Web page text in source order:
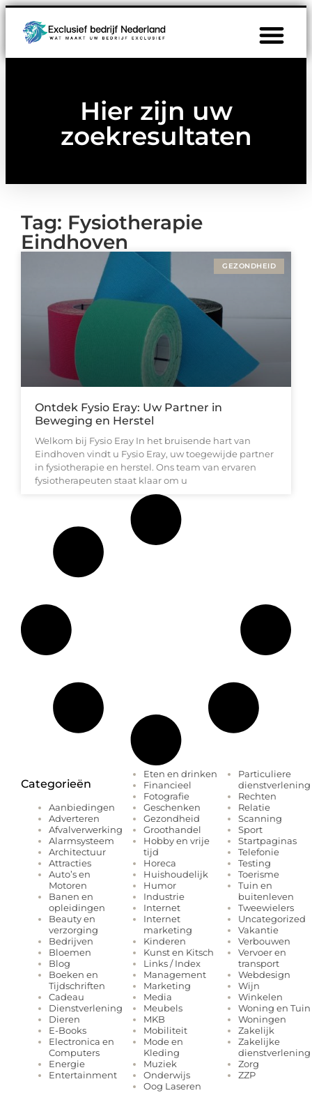
Hier zijn uw
zoekresultaten
Tag: Fysiotherapie
Eindhoven
GEZONDHEID
Ontdek Fysio Eray: Uw Partner in
Beweging en Herstel
Welkom bij Fysio Eray In het bruisende hart van
Eindhoven vindt u Fysio Eray, uw toegewijde partner
in fysiotherapie en herstel. Ons team van ervaren
fysiotherapeuten staat klaar om u
Categorieën
Aanbiedingen
Adverteren
Afvalverwerking
Alarmsysteem
Architectuur
Attracties
Auto’s en
Motoren
Banen en
opleidingen
Beauty en
verzorging
Bedrijven
Bloemen
Blog
Boeken en
Tijdschriften
Cadeau
Dienstverlening
Dieren
E-Books
Electronica en
Computers
Energie
Entertainment
Eten en drinken
Financieel
Fotografie
Geschenken
Gezondheid
Groothandel
Hobby en vrije
tijd
Horeca
Huishoudelijk
Humor
Industrie
Internet
Internet
marketing
Kinderen
Kunst en Kitsch
Links / Index
Management
Marketing
Media
Meubels
MKB
Mobiliteit
Mode en
Kleding
Muziek
Onderwijs
Oog Laseren
Particuliere
dienstverlening
Rechten
Relatie
Scanning
Sport
Startpaginas
Telefonie
Testing
Toerisme
Tuin en
buitenleven
Tweewielers
Uncategorized
Vakantie
Verbouwen
Vervoer en
transport
Webdesign
Wijn
Winkelen
Woning en Tuin
Woningen
Zakelijk
Zakelijke
dienstverlening
Zorg
ZZP